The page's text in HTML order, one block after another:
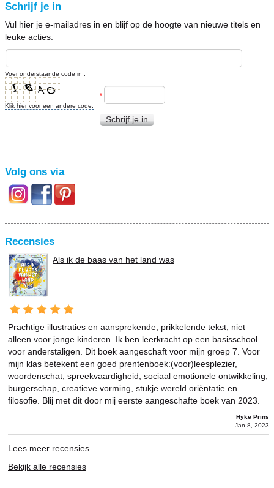
Schrijf je in
Vul hier je e-mailadres in en blijf op de hoogte van nieuwe titels en
leuke acties.
Voer onderstaande code in :
Klik hier voor een andere code.
*
Schrijf je in
Volg ons via
Recensies
Als ik de baas van het land was
Prachtige illustraties en aansprekende, prikkelende tekst, niet
alleen voor jonge kinderen. Ik ben leerkracht op een basisschool
voor anderstaligen. Dit boek aangeschaft voor mijn groep 7. Voor
mijn klas betekent een goed prentenboek:(voor)leesplezier,
woordenschat, spreekvaardigheid, sociaal emotionele ontwikkeling,
burgerschap, creatieve vorming, stukje wereld oriëntatie en
filosofie. Blij met dit door mij eerste aangeschafte boek van 2023.
Hyke Prins
Jan 8, 2023
Lees meer recensies
Bekijk alle recensies